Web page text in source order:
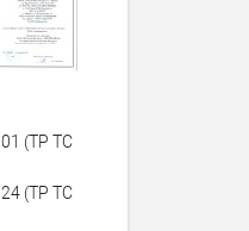
(ТР ТС
(ТР ТС